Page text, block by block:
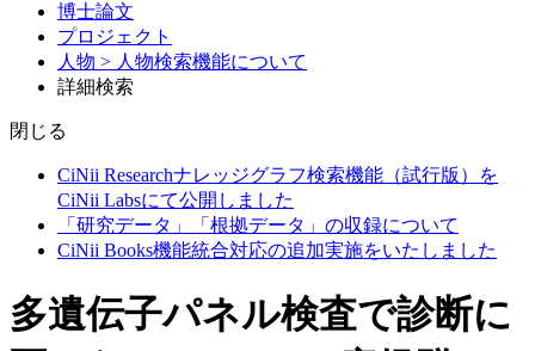
博士論文
プロジェクト
人物 > 人物検索機能について
詳細検索
閉じる
CiNii Researchナレッジグラフ検索機能（試行版）を
CiNii Labsにて公開しました
「研究データ」「根拠データ」の収録について
CiNii Books機能統合対応の追加実施をいたしました
多遺伝子パネル検査で診断に